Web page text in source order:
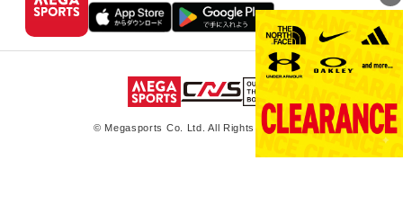
© Megasports Co. Ltd. All Rights Reserved.